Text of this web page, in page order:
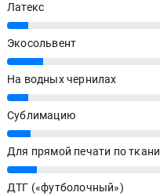
Латекс
7%
Экосольвент
12%
На водных чернилах
7%
Сублимацию
8%
Для прямой печати по ткани
10%
ДТГ («футболочный»)